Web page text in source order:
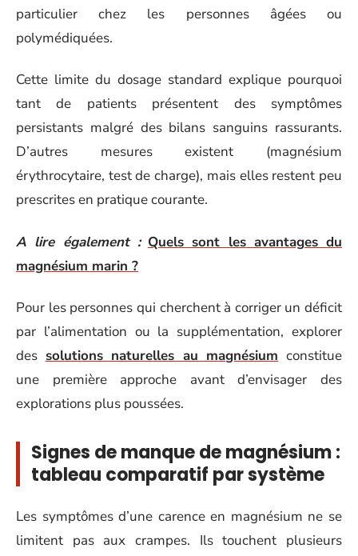
particulier chez les personnes âgées ou
polymédiquées.
Cette limite du dosage standard explique pourquoi
tant de patients présentent des symptômes
persistants malgré des bilans sanguins rassurants.
D’autres mesures existent (magnésium
érythrocytaire, test de charge), mais elles restent peu
prescrites en pratique courante.
A lire également : Quels sont les avantages du
magnésium marin ?
Pour les personnes qui cherchent à corriger un déficit
par l’alimentation ou la supplémentation, explorer
des solutions naturelles au magnésium constitue
une première approche avant d’envisager des
explorations plus poussées.
Signes de manque de magnésium :
tableau comparatif par système
Les symptômes d’une carence en magnésium ne se
limitent pas aux crampes. Ils touchent plusieurs